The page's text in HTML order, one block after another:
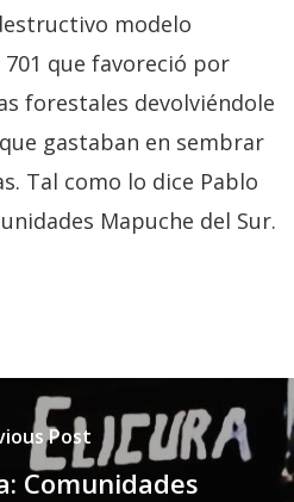
modelo
que favoreció por
forestales devolviéndole
gastaban en sembrar
Tal como lo dice Pablo
Mapuche del Sur.
Post
Comunidades